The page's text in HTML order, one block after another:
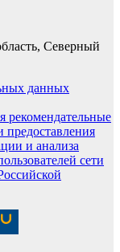
Северный
данных
рекомендательные
и анализа
сети